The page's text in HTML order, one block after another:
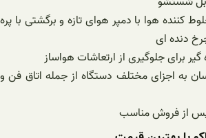
کننده هوا با دمپر هوای تازه و برگشتی با پره
دنده ای
برای جلوگیری از ارتعاشات هواساز
به اجزای مختلف دستگاه از جمله اتاق فن و
پس از فروش مناسب